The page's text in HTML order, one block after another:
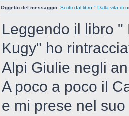
Oggetto del messaggio: Scritti dal libro " Dalla vita di
Leggendo il libro
Kugy" ho
Alpi Giulie negli
A poco a poco il
e mi prese nel